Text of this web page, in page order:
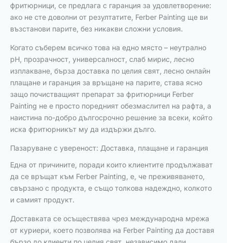
фритюрници, се предлага с гаранция за удовлетворение:
ако не сте доволни от резултатите, Ferber Painting ще ви
възстанови парите, без никакви сложни условия.
Когато съберем всичко това на едно място – неутрално
pH, прозрачност, универсалност, слаб мирис, лесно
изплакване, бърза доставка по целия свят, лесно онлайн
плащане и гаранция за връщане на парите, става ясно
защо почистващият препарат за фритюрници Ferber
Painting не е просто поредният обезмаслител на рафта, а
наистина по-добро дългосрочно решение за всеки, който
иска фритюрникът му да издържи дълго.
Пазаруване с увереност: Доставка, плащане и гаранция
Една от причините, поради които клиентите продължават
да се връщат към Ferber Painting, е, че преживяването,
свързано с продукта, е също толкова надеждно, колкото
и самият продукт.
Доставката се осъществява чрез международна мрежа
от куриери, което позволява на Ferber Painting да доставя